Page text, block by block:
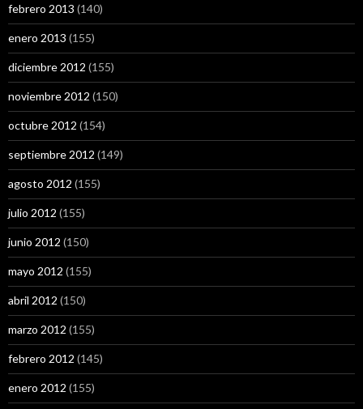
febrero 2013 (140)
enero 2013 (155)
diciembre 2012 (155)
noviembre 2012 (150)
octubre 2012 (154)
septiembre 2012 (149)
agosto 2012 (155)
julio 2012 (155)
junio 2012 (150)
mayo 2012 (155)
abril 2012 (150)
marzo 2012 (155)
febrero 2012 (145)
enero 2012 (155)